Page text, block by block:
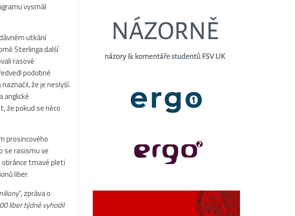
vysmál
utkání
Sterlinga další
rasově
podobné
že je neslyší.
anglické
že pokud se něco
prosincového
se rasismu ve
obránce tmavé pleti
liber.
“, zpráva o
liber týdně vyhodil